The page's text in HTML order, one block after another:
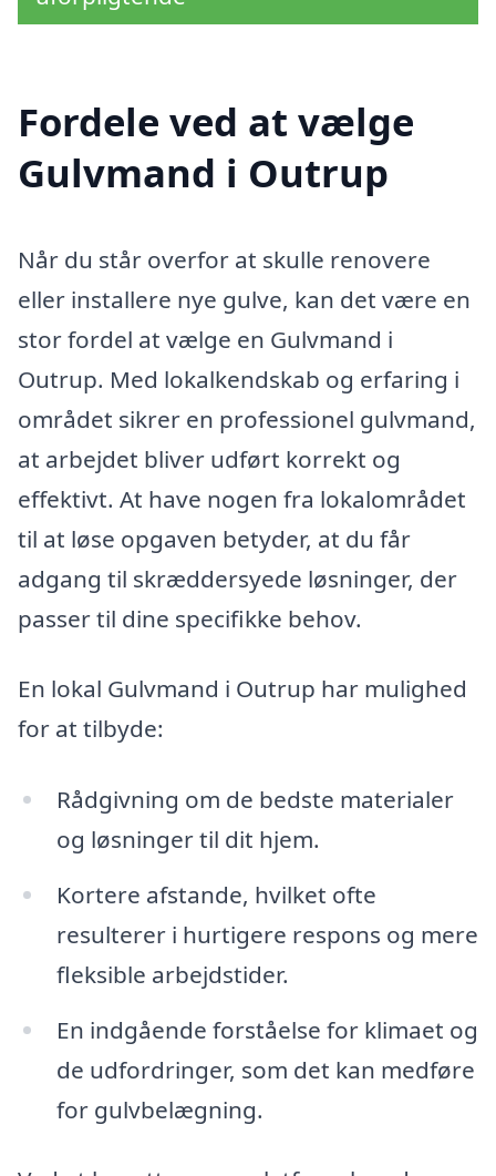
Fordele ved at vælge
Gulvmand i Outrup
Når du står overfor at skulle renovere
eller installere nye gulve, kan det være en
stor fordel at vælge en Gulvmand i
Outrup. Med lokalkendskab og erfaring i
området sikrer en professionel gulvmand,
at arbejdet bliver udført korrekt og
effektivt. At have nogen fra lokalområdet
til at løse opgaven betyder, at du får
adgang til skræddersyede løsninger, der
passer til dine specifikke behov.
En lokal Gulvmand i Outrup har mulighed
for at tilbyde:
Rådgivning om de bedste materialer
og løsninger til dit hjem.
Kortere afstande, hvilket ofte
resulterer i hurtigere respons og mere
fleksible arbejdstider.
En indgående forståelse for klimaet og
de udfordringer, som det kan medføre
for gulvbelægning.